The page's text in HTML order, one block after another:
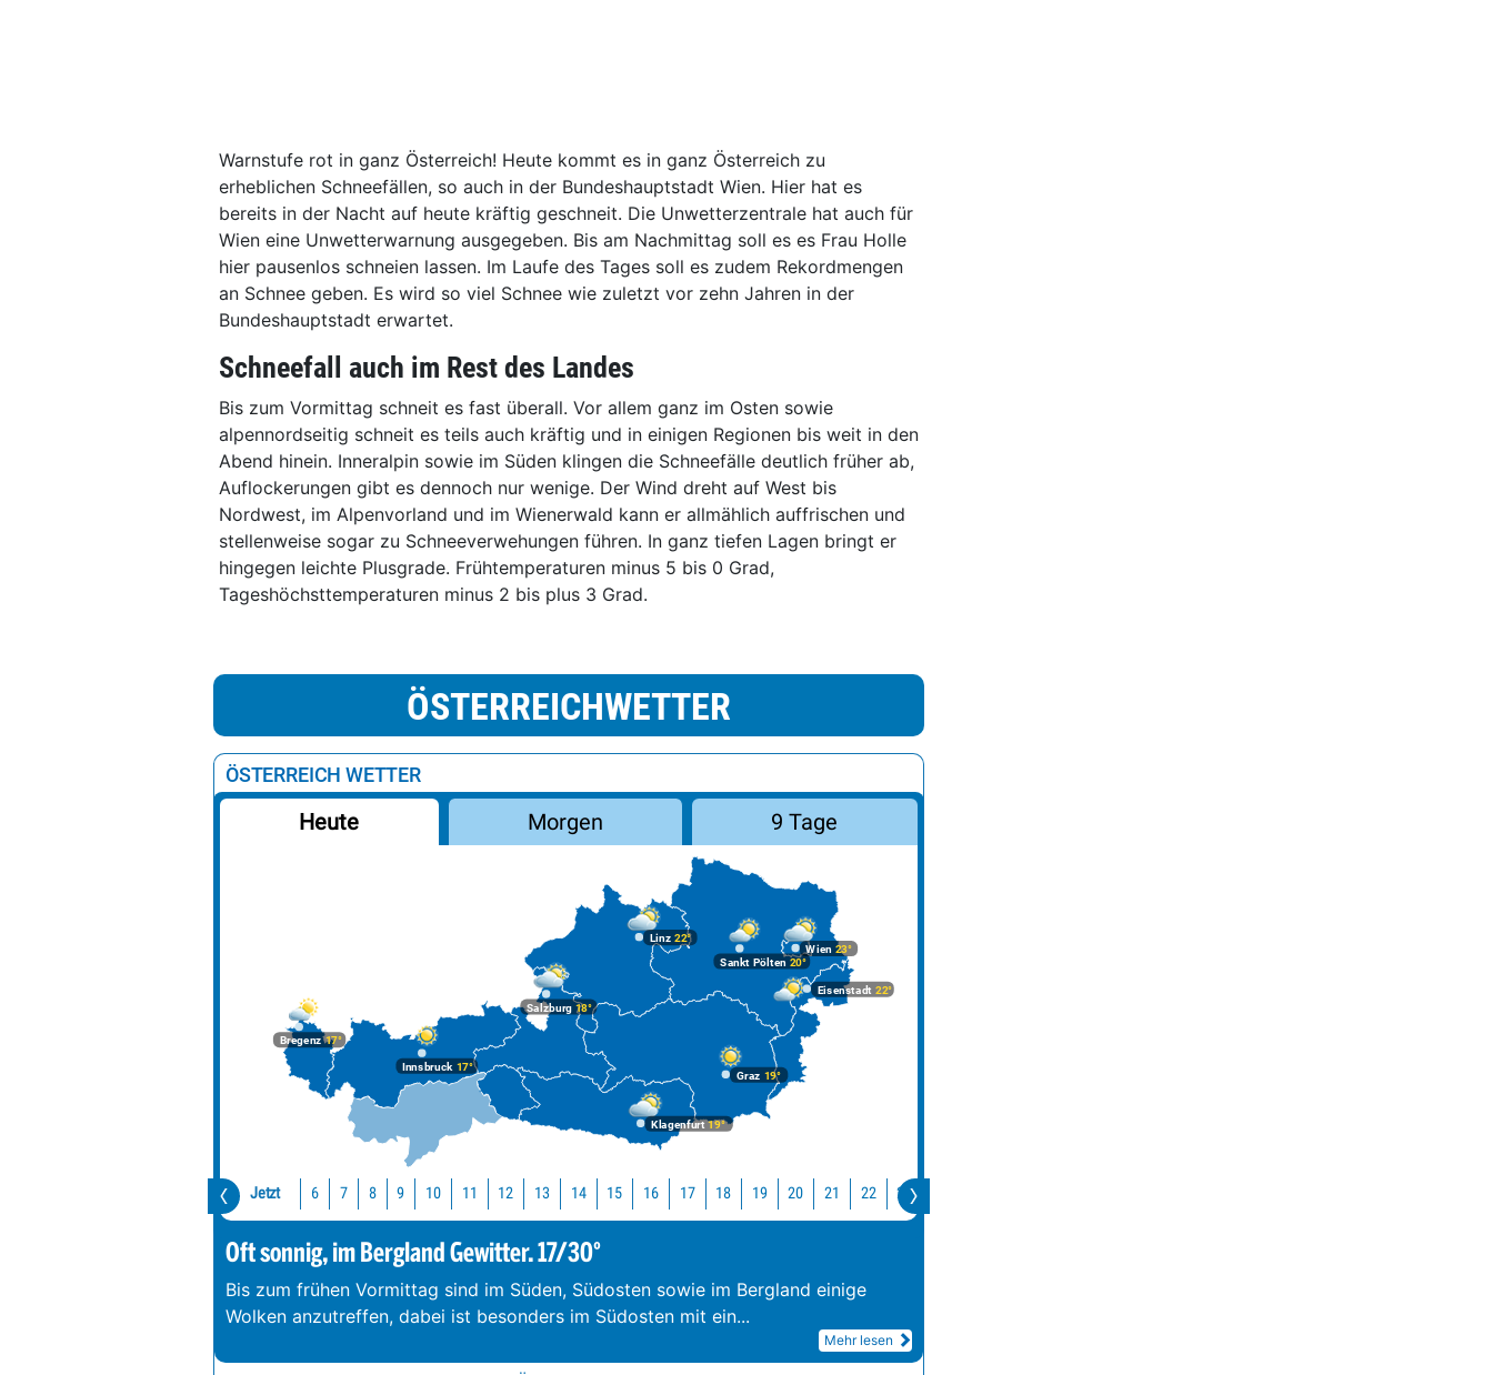
Warnstufe rot in ganz Österreich! Heute kommt es in ganz Österreich zu
erheblichen Schneefällen, so auch in der Bundeshauptstadt Wien. Hier hat es
bereits in der Nacht auf heute kräftig geschneit. Die Unwetterzentrale hat auch für
Wien eine Unwetterwarnung ausgegeben. Bis am Nachmittag soll es es Frau Holle
hier pausenlos schneien lassen. Im Laufe des Tages soll es zudem Rekordmengen
an Schnee geben. Es wird so viel Schnee wie zuletzt vor zehn Jahren in der
Bundeshauptstadt erwartet.
Schneefall auch im Rest des Landes
Bis zum Vormittag schneit es fast überall. Vor allem ganz im Osten sowie
alpennordseitig schneit es teils auch kräftig und in einigen Regionen bis weit in den
Abend hinein. Inneralpin sowie im Süden klingen die Schneefälle deutlich früher ab,
Auflockerungen gibt es dennoch nur wenige. Der Wind dreht auf West bis
Nordwest, im Alpenvorland und im Wienerwald kann er allmählich auffrischen und
stellenweise sogar zu Schneeverwehungen führen. In ganz tiefen Lagen bringt er
hingegen leichte Plusgrade. Frühtemperaturen minus 5 bis 0 Grad,
Tageshöchsttemperaturen minus 2 bis plus 3 Grad.
ÖSTERREICHWETTER
ÖSTERREICH WETTER
Heute Morgen 9 Tage
Bregenz17°
Graz 19°
Innsbruck17°
Klagenfurt19°
Linz 22°
Salzburg18°
Wien 23°
Eisenstadt 22°
Sankt Pölten 20°
Jetzt 6 7 8 9 10 11 12 13 14 15 16 17 18 19 20 21 22 23
Oft sonnig, im Bergland Gewitter. 17/30°
Bis zum frühen Vormittag sind im Süden, Südosten sowie im Bergland einige
Wolken anzutreffen, dabei ist besonders im Südosten mit ein...
Mehr lesen